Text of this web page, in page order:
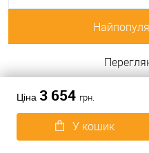
Ціна 3 654 грн.
У кошик